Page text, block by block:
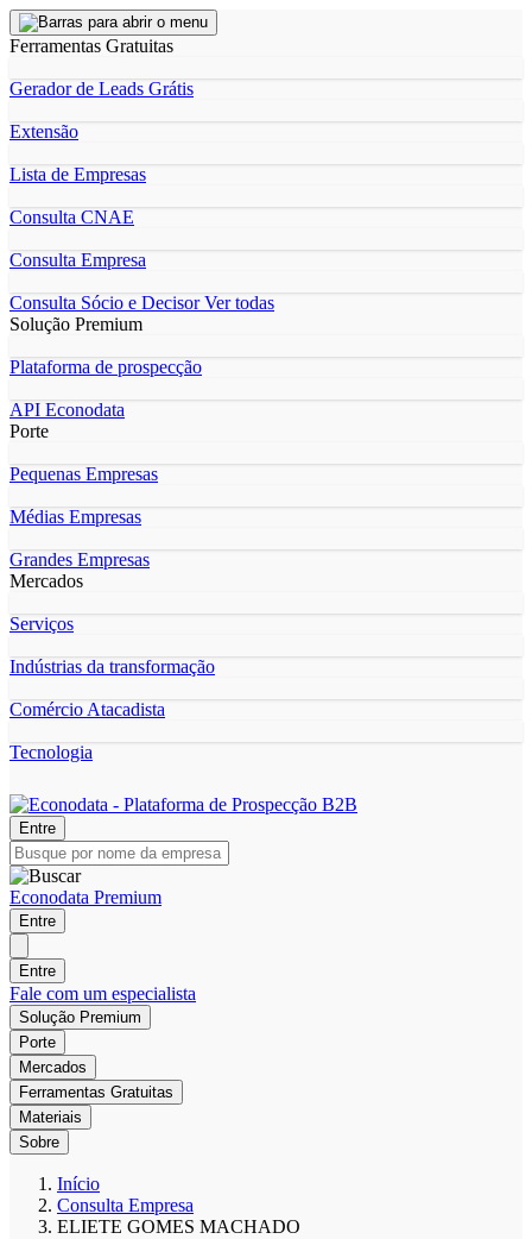
Ferramentas Gratuitas
Gerador de Leads Grátis
Extensão
Lista de Empresas
Consulta CNAE
Consulta Empresa
Consulta Sócio e DecisorVer todas
Solução Premium
Plataforma de prospecção
API Econodata
Porte
Pequenas Empresas
Médias Empresas
Grandes Empresas
Mercados
Serviços
Indústrias da transformação
Comércio Atacadista
Tecnologia
Entre
Econodata Premium
Entre
Entre
Fale com um especialista
Solução Premium
Porte
Mercados
Ferramentas Gratuitas
Materiais
Sobre
Início
Consulta Empresa
ELIETE GOMES MACHADO